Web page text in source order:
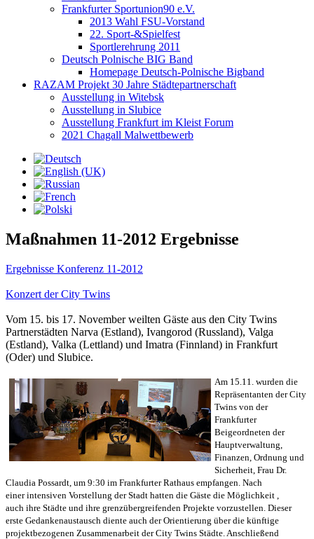
Frankfurter Sportunion90 e.V.
2013 Wahl FSU-Vorstand
22. Sport-&Spielfest
Sportlerehrung 2011
Deutsch Polnische BIG Band
Homepage Deutsch-Polnische Bigband
RAZAM Projekt 30 Jahre Städtepartnerschaft
Ausstellung in Witebsk
Ausstellung in Slubice
Ausstellung Frankfurt im Kleist Forum
2021 Chagall Malwettbewerb
Maßnahmen 11-2012 Ergebnisse
Ergebnisse Konferenz 11-2012
Konzert der City Twins
Vom 15. bis 17. November weilten Gäste aus den City Twins
Partnerstädten Narva (Estland), Ivangorod (Russland), Valga
(Estland), Valka (Lettland) und Imatra (Finnland) in Frankfurt
(Oder) und Slubice.
Am 15.11. wurden die
Repräsentanten der City
Twins von der
Frankfurter
Beigeordneten der
Hauptverwaltung,
Finanzen, Ordnung und
Sicherheit, Frau Dr.
Claudia Possardt, um 9:30 im Frankfurter Rathaus empfangen. Nach
einer intensiven Vorstellung der Stadt hatten die Gäste die Möglichkeit ,
auch ihre Städte und ihre grenzübergreifenden Projekte vorzustellen. Dieser
erste Gedankenaustausch diente auch der Orientierung über die künftige
projektbezogenen Zusammenarbeit der City Twins Städte. Anschließend